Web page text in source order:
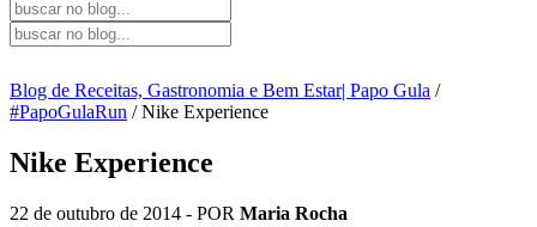
Blog de Receitas, Gastronomia e Bem Estar| Papo Gula /
#PapoGulaRun /Nike Experience
Nike Experience
22 de outubro de 2014 - POR Maria Rocha